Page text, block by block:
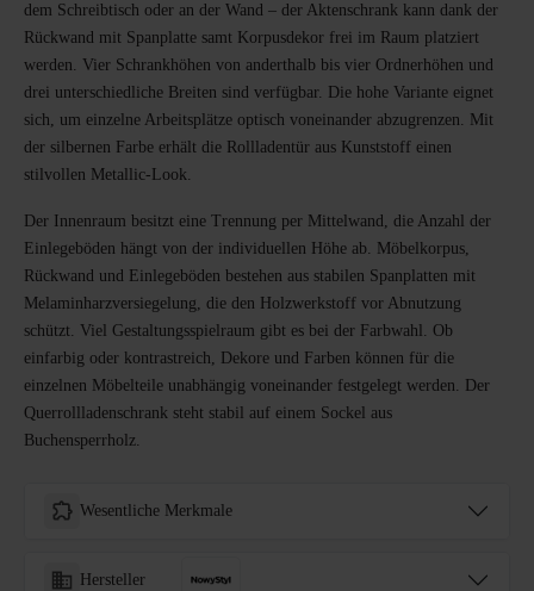
dem Schreibtisch oder an der Wand – der Aktenschrank kann dank der
Rückwand mit Spanplatte samt Korpusdekor frei im Raum platziert
werden. Vier Schrankhöhen von anderthalb bis vier Ordnerhöhen und
drei unterschiedliche Breiten sind verfügbar. Die hohe Variante eignet
sich, um einzelne Arbeitsplätze optisch voneinander abzugrenzen. Mit
der silbernen Farbe erhält die Rollladentür aus Kunststoff einen
stilvollen Metallic-Look.
Der Innenraum besitzt eine Trennung per Mittelwand, die Anzahl der
Einlegeböden hängt von der individuellen Höhe ab. Möbelkorpus,
Rückwand und Einlegeböden bestehen aus stabilen Spanplatten mit
Melaminharzversiegelung, die den Holzwerkstoff vor Abnutzung
schützt. Viel Gestaltungsspielraum gibt es bei der Farbwahl. Ob
einfarbig oder kontrastreich, Dekore und Farben können für die
einzelnen Möbelteile unabhängig voneinander festgelegt werden. Der
Querrollladenschrank steht stabil auf einem Sockel aus
Buchensperrholz.
Wesentliche Merkmale
Hersteller